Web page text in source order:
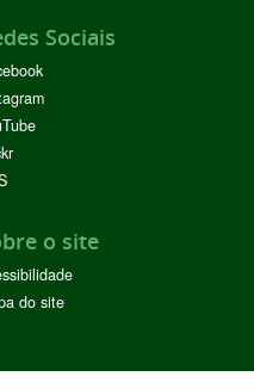
Sociais
o site
do site